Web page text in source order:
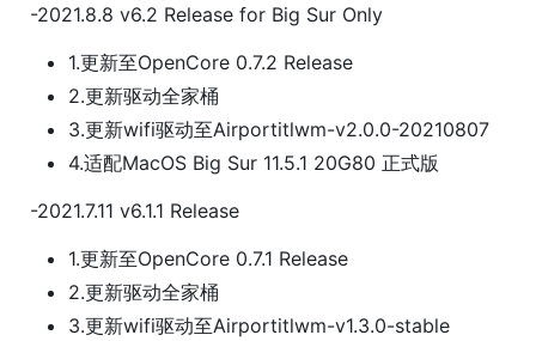
-2021.8.8 v6.2 Release for Big Sur Only
1.更新至OpenCore 0.7.2 Release
2.更新驱动全家桶
3.更新wifi驱动至Airportitlwm-v2.0.0-20210807
4.适配MacOS Big Sur 11.5.1 20G80 正式版
-2021.7.11 v6.1.1 Release
1.更新至OpenCore 0.7.1 Release
2.更新驱动全家桶
3.更新wifi驱动至Airportitlwm-v1.3.0-stable